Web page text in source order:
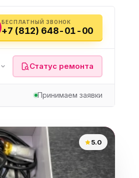
БЕСПЛАТНЫЙ ЗВОНОК
+7 (812) 648-01-00
Статус ремонта
Принимаем заявки
5.0